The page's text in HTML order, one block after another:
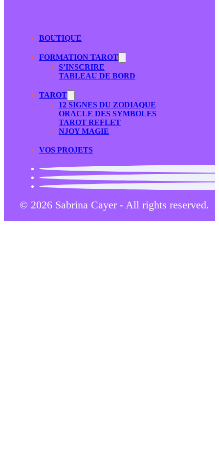
BOUTIQUE
FORMATION TAROT
S’INSCRIRE
TABLEAU DE BORD
TAROT
12 SIGNES DU ZODIAQUE
ORACLE DES SYMBOLES
TAROT REFLET
NJOY MAGIE
VOS PROJETS
© 2026 Sabrina Cayer - All rights reserved.